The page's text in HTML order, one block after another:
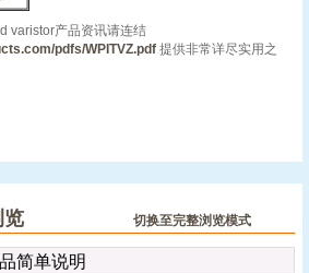
varistor产品资讯请连结
pdfs/WPITVZ.pdf 提供非常详尽实用之
页浏览 切换至完整浏览模式
简单说明